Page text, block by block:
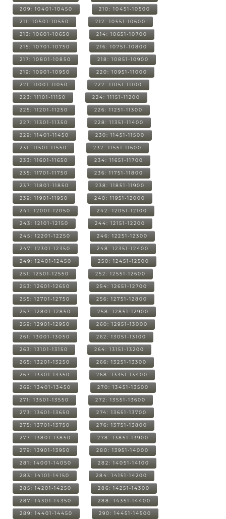
209: 10401-10450 210: 10451-10500
211: 10501-10550 212: 10551-10600
213: 10601-10650 214: 10651-10700
215: 10701-10750 216: 10751-10800
217: 10801-10850 218: 10851-10900
219: 10901-10950 220: 10951-11000
221: 11001-11050 222: 11051-11100
223: 11101-11150 224: 11151-11200
225: 11201-11250 226: 11251-11300
227: 11301-11350 228: 11351-11400
229: 11401-11450 230: 11451-11500
231: 11501-11550 232: 11551-11600
233: 11601-11650 234: 11651-11700
235: 11701-11750 236: 11751-11800
237: 11801-11850 238: 11851-11900
239: 11901-11950 240: 11951-12000
241: 12001-12050 242: 12051-12100
243: 12101-12150 244: 12151-12200
245: 12201-12250 246: 12251-12300
247: 12301-12350 248: 12351-12400
249: 12401-12450 250: 12451-12500
251: 12501-12550 252: 12551-12600
253: 12601-12650 254: 12651-12700
255: 12701-12750 256: 12751-12800
257: 12801-12850 258: 12851-12900
259: 12901-12950 260: 12951-13000
261: 13001-13050 262: 13051-13100
263: 13101-13150 264: 13151-13200
265: 13201-13250 266: 13251-13300
267: 13301-13350 268: 13351-13400
269: 13401-13450 270: 13451-13500
271: 13501-13550 272: 13551-13600
273: 13601-13650 274: 13651-13700
275: 13701-13750 276: 13751-13800
277: 13801-13850 278: 13851-13900
279: 13901-13950 280: 13951-14000
281: 14001-14050 282: 14051-14100
283: 14101-14150 284: 14151-14200
285: 14201-14250 286: 14251-14300
287: 14301-14350 288: 14351-14400
289: 14401-14450 290: 14451-14500